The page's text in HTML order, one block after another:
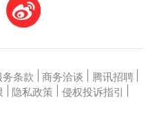
务条款 商务洽谈 腾讯招聘
隐私政策 侵权投诉指引